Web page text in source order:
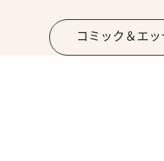
コミック＆エ